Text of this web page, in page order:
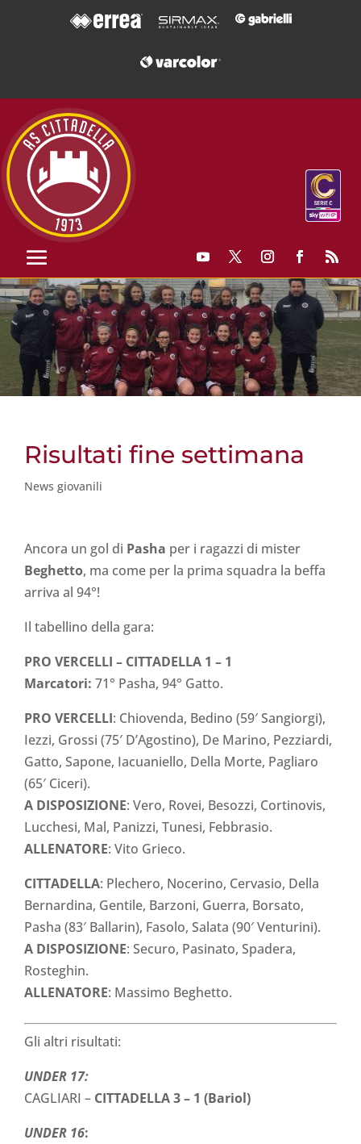
Risultati fine settimana
News giovanili
Ancora un gol di Pasha per i ragazzi di mister
Beghetto, ma come per la prima squadra la beffa
arriva al 94°!
Il tabellino della gara:
PRO VERCELLI – CITTADELLA 1 – 1
Marcatori: 71° Pasha, 94° Gatto.
PRO VERCELLI: Chiovenda, Bedino (59′ Sangiorgi),
Iezzi, Grossi (75′ D’Agostino), De Marino, Pezziardi,
Gatto, Sapone, Iacuaniello, Della Morte, Pagliaro
(65′ Ciceri).
A DISPOSIZIONE: Vero, Rovei, Besozzi, Cortinovis,
Lucchesi, Mal, Panizzi, Tunesi, Febbrasio.
ALLENATORE: Vito Grieco.
CITTADELLA: Plechero, Nocerino, Cervasio, Della
Bernardina, Gentile, Barzoni, Guerra, Borsato,
Pasha (83′ Ballarin), Fasolo, Salata (90′ Venturini).
A DISPOSIZIONE: Securo, Pasinato, Spadera,
Rosteghin.
ALLENATORE: Massimo Beghetto.
Gli altri risultati:
UNDER 17:
CAGLIARI – CITTADELLA 3 – 1 (Bariol)
UNDER 16: